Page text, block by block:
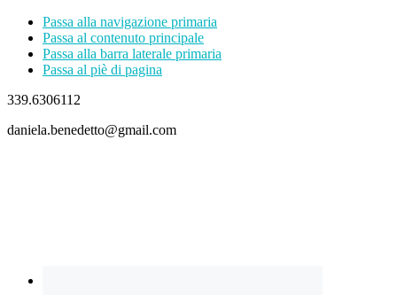
Passa alla navigazione primaria
Passa al contenuto principale
Passa alla barra laterale primaria
Passa al piè di pagina
339.6306112
daniela.benedetto@gmail.com